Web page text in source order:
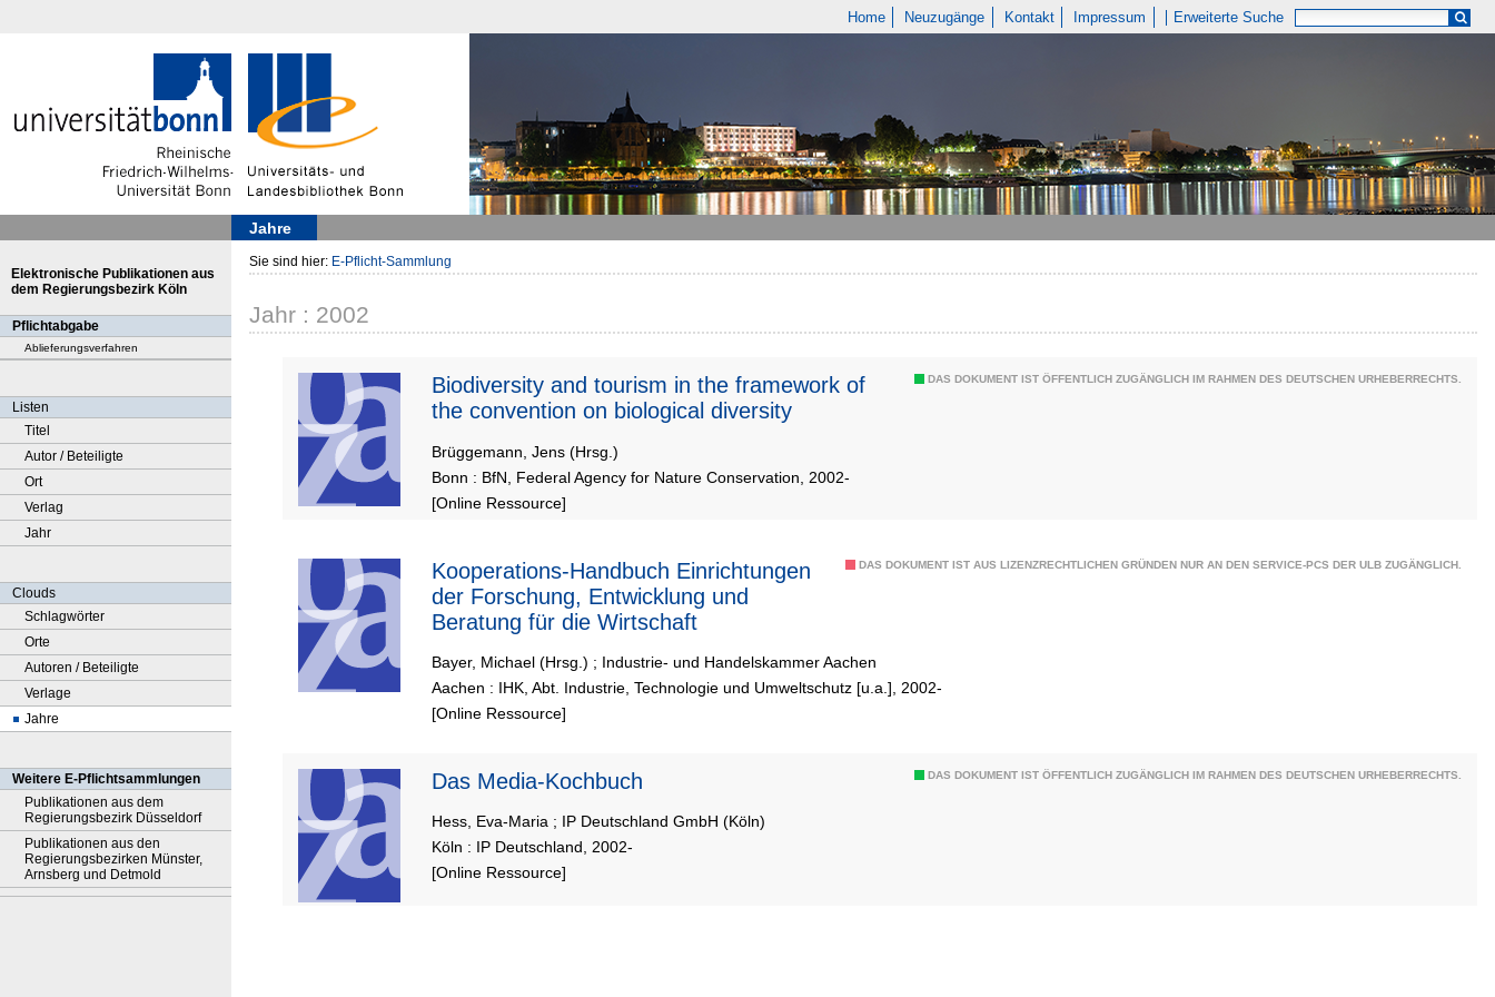
Home Neuzugänge Kontakt Impressum Erweiterte Suche
Jahre
Elektronische Publikationen aus
dem Regierungsbezirk Köln
Pflichtabgabe
Ablieferungsverfahren
Listen
Titel
Autor / Beteiligte
Ort
Verlag
Jahr
Clouds
Schlagwörter
Orte
Autoren / Beteiligte
Verlage
Jahre
Weitere E-Pflichtsammlungen
Publikationen aus dem
Regierungsbezirk Düsseldorf
Publikationen aus den
Regierungsbezirken Münster,
Arnsberg und Detmold
Sie sind hier: E-Pflicht-Sammlung
Jahr : 2002
DAS DOKUMENT IST ÖFFENTLICH ZUGÄNGLICH IM RAHMEN DES DEUTSCHEN URHEBERRECHTS.
Biodiversity and tourism in the framework of
the convention on biological diversity
Brüggemann, Jens (Hrsg.)
Bonn : BfN, Federal Agency for Nature Conservation, 2002-
[Online Ressource]
DAS DOKUMENT IST AUS LIZENZRECHTLICHEN GRÜNDEN NUR AN DEN SERVICE-PCS DER ULB ZUGÄNGLICH.
Kooperations-Handbuch Einrichtungen
der Forschung, Entwicklung und
Beratung für die Wirtschaft
Bayer, Michael (Hrsg.) ; Industrie- und Handelskammer Aachen
Aachen : IHK, Abt. Industrie, Technologie und Umweltschutz [u.a.], 2002-
[Online Ressource]
DAS DOKUMENT IST ÖFFENTLICH ZUGÄNGLICH IM RAHMEN DES DEUTSCHEN URHEBERRECHTS.
Das Media-Kochbuch
Hess, Eva-Maria ; IP Deutschland GmbH (Köln)
Köln : IP Deutschland, 2002-
[Online Ressource]